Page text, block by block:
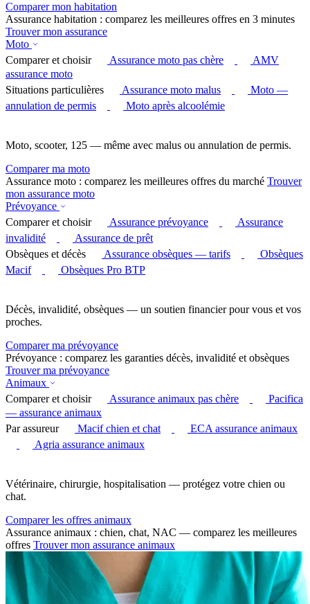
Comparer mon habitation
Assurance habitation : comparez les meilleures offres en 3 minutes
Trouver mon assurance
Moto
Comparer et choisir
Assurance moto pas chère
AMV
assurance moto
Situations particulières
Assurance moto malus
Moto —
annulation de permis
Moto après alcoolémie
Moto, scooter, 125 — même avec malus ou annulation de permis.
Comparer ma moto
Assurance moto : comparez les meilleures offres du marché Trouver
mon assurance moto
Prévoyance
Comparer et choisir
Assurance prévoyance
Assurance
invalidité
Assurance de prêt
Obsèques et décès
Assurance obsèques — tarifs
Obsèques
Macif
Obsèques Pro BTP
Décès, invalidité, obsèques — un soutien financier pour vous et vos
proches.
Comparer ma prévoyance
Prévoyance : comparez les garanties décès, invalidité et obsèques
Trouver ma prévoyance
Animaux
Comparer et choisir
Assurance animaux pas chère
Pacifica
— assurance animaux
Par assureur
Macif chien et chat
ECA assurance animaux
Agria assurance animaux
Vétérinaire, chirurgie, hospitalisation — protégez votre chien ou
chat.
Comparer les offres animaux
Assurance animaux : chien, chat, NAC — comparez les meilleures
offres Trouver mon assurance animaux